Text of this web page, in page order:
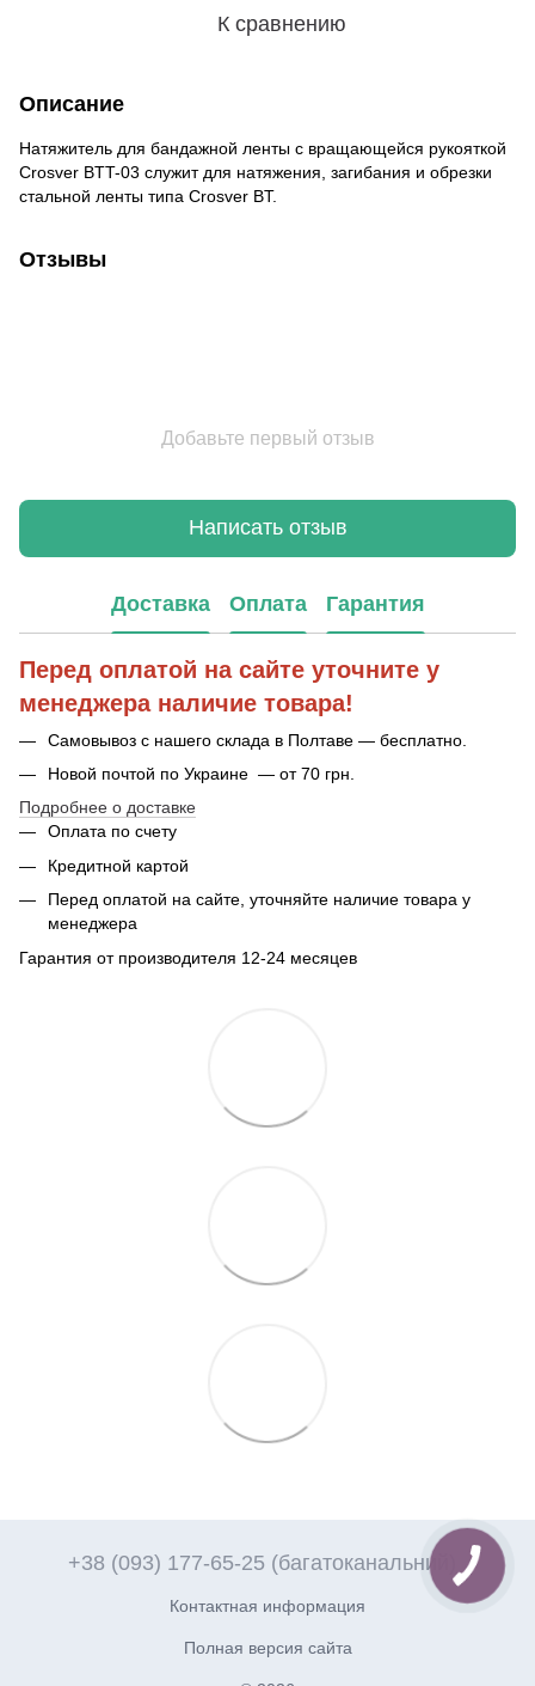
К сравнению
Описание
Натяжитель для бандажной ленты с вращающейся рукояткой
Crosver BTT-03 служит для натяжения, загибания и обрезки
стальной ленты типа Crosver BT.
Отзывы
Добавьте первый отзыв
Написать отзыв
Доставка Оплата Гарантия
Перед оплатой на сайте уточните у
менеджера наличие товара!
Самовывоз с нашего склада в Полтаве — бесплатно.
Новой почтой по Украине — от 70 грн.
Подробнее о доставке
Оплата по счету
Кредитной картой
Перед оплатой на сайте, уточняйте наличие товара у
менеджера
Гарантия от производителя 12-24 месяцев
+38 (093) 177-65-25 (багатоканальний)
Контактная информация
Полная версия сайта